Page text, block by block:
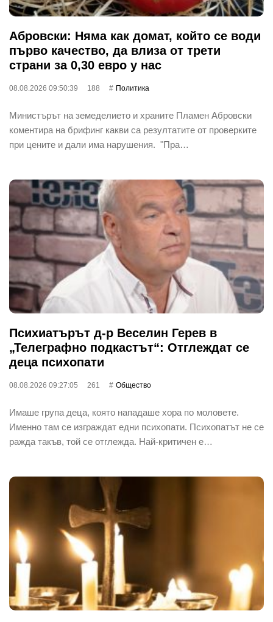
Абровски: Няма как домат, който се води
първо качество, да влиза от трети
страни за 0,30 евро у нас
08.08.2026 09:50:39 188 Политика
Министърът на земеделието и храните Пламен Абровски
коментира на брифинг какви са резултатите от проверките
при цените и дали има нарушения. "Пра…
Психиатърът д-р Веселин Герев в
„Телеграфно подкастът“: Отглеждат се
деца психопати
08.08.2026 09:27:05 261 Общество
Имаше група деца, която нападаше хора по моловете.
Именно там се изграждат едни психопати. Психопатът не се
ражда такъв, той се отглежда. Най-критичен е…